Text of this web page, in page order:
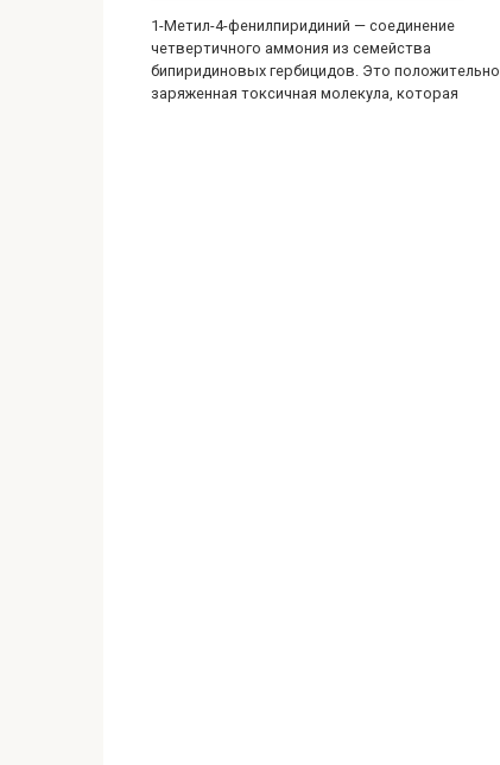
1-Метил-4-фенилпиридиний — соединение
четвертичного аммония из семейства
бипиридиновых гербицидов. Это положительно
заряженная токсичная молекула, которая